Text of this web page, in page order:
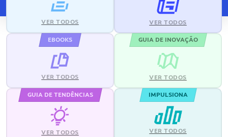
VER TODOS VER TODOS
EBOOKS
VER TODOS
GUIA DE INOVAÇÃO
VER TODOS
GUIA DE TENDÊNCIAS
VER TODOS
IMPULSIONA
VER TODOS